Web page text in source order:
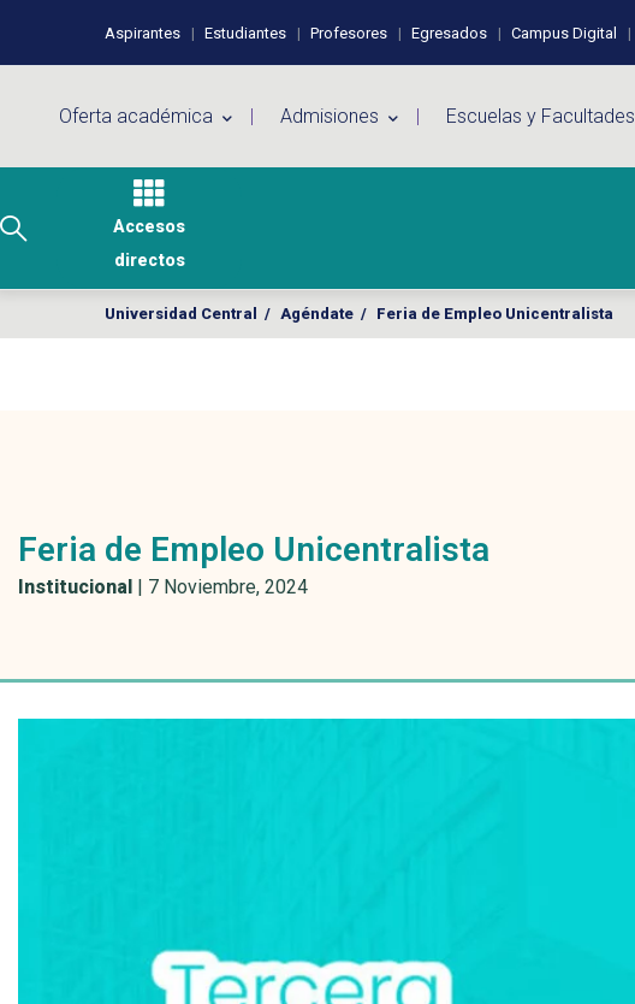
Perfiles de usuario
Aspirantes Estudiantes Profesores Egresados Campus Digital
Oferta académica Admisiones Escuelas y Facultades
Accesos
directos
Universidad Central / Agéndate / Feria de Empleo Unicentralista
Feria de Empleo Unicentralista
Institucional | 7 Noviembre, 2024